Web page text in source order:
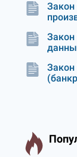
Закон
Закон
Закон